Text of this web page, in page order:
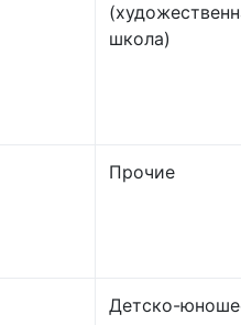
школа)
Прочие
Детско-